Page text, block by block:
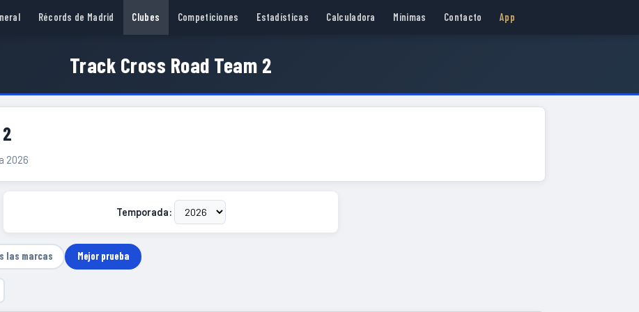
Récords de Madrid Clubes Competiciones Estadísticas Calculadora Mínimas Contacto App
Track Cross Road Team 2
2026
Temporada:
las marcas Mejor prueba